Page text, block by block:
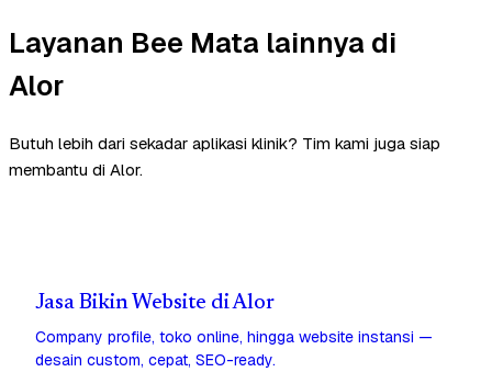
Layanan Bee Mata lainnya di
Alor
Butuh lebih dari sekadar aplikasi klinik? Tim kami juga siap
membantu di Alor.
Jasa Bikin Website di Alor
Company profile, toko online, hingga website instansi —
desain custom, cepat, SEO-ready.